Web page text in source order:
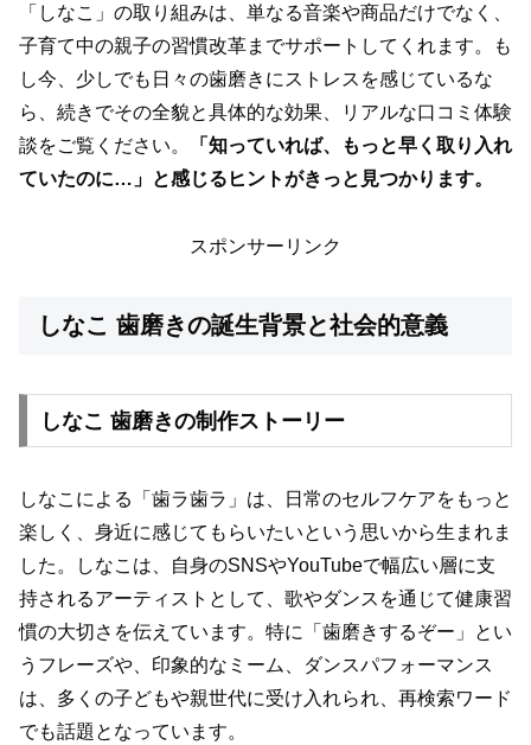
「しなこ」の取り組みは、単なる音楽や商品だけでなく、
子育て中の親子の習慣改革までサポートしてくれます。も
し今、少しでも日々の歯磨きにストレスを感じているな
ら、続きでその全貌と具体的な効果、リアルな口コミ体験
談をご覧ください。
「知っていれば、もっと早く取り入れ
ていたのに…」と感じるヒントがきっと見つかります。
スポンサーリンク
しなこ 歯磨きの誕生背景と社会的意義
しなこ 歯磨きの制作ストーリー
しなこによる「歯ラ歯ラ」は、日常のセルフケアをもっと
楽しく、身近に感じてもらいたいという思いから生まれま
した。しなこは、自身のSNSやYouTubeで幅広い層に支
持されるアーティストとして、歌やダンスを通じて健康習
慣の大切さを伝えています。特に「歯磨きするぞー」とい
うフレーズや、印象的なミーム、ダンスパフォーマンス
は、多くの子どもや親世代に受け入れられ、再検索ワード
でも話題となっています。